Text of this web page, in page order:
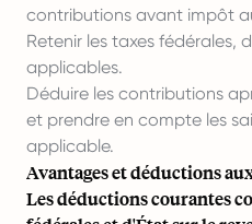
contributions avant impôt
Retenir les taxes fédérales,
applicables.
Déduire les contributions
et prendre en compte les
applicable.
Avantages et déductions
Les déductions courantes